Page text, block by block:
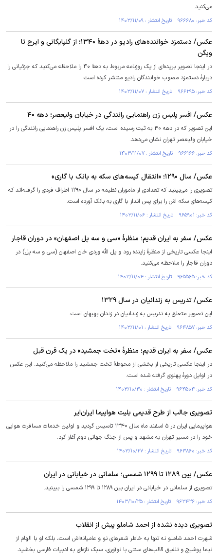
می‌کنید.
کد خبر: ۹۶۶۶۸۰ تاریخ انتشار : ۱۴۰۳/۱۱/۰۹
عکس/ دستمزد خواننده‌های رادیو در دهۀ ۱۳۴۰؛ از گلپایگانی و ایرج تا
ویگن
در اینجا تصویر بریده‌ای از یک روزنامه مربوط به دهۀ ۴۰ را ملاحظه می‌کنید که جزئیاتی را
دربارۀ دستمزد مصوب خوانندگان رادیو منتشر کرده است.
کد خبر: ۹۶۶۲۹۵ تاریخ انتشار : ۱۴۰۳/۱۱/۰۷
عکس/ افسر پلیس زن راهنمایی رانندگی در خیابان ولیعصر؛ دهه ۴۰
این تصویر که در دهه ۴۰ به ثبت رسیده است، یک افسر پلیس زن راهنمایی رانندگی را در
خیابان ولیعصر تهران نشان می‌دهد.
کد خبر: ۹۶۶۱۶۶ تاریخ انتشار : ۱۴۰۳/۱۱/۰۷
عکس/ سال ۱۲۹۰؛ «انتقال کیسه‌های سکه به بانک با گاری»
تصویری را می‌بینید که تعدادی از ماموران نظیمه در سال ۱۲۹۰ اطراف فردی را گرفته‌اند که
کیسه‌های سکه اش را برای پس انداز با گاری به بانک آورده است.
کد خبر: ۹۶۵۹۰۱ تاریخ انتشار : ۱۴۰۳/۱۱/۰۶
عکس/ سفر به ایران قدیم؛ منظرۀ «سی و سه پل اصفهان» در دوران قاجار
اینجا عکسی تاریخی از منظرۀ زاینده رود و پل الله وردی خان اصفهان (سی و سه پل) در
دوران قاجار را ملاحظه می‌کنید.
کد خبر: ۹۶۵۵۶۵ تاریخ انتشار : ۱۴۰۳/۱۱/۰۴
عکس/ تدریس به زندانیان در سال ۱۳۲۹
این تصویر متعلق به تدریس به زندانیان در زندان بهبهان است.
کد خبر: ۹۶۴۸۵۷ تاریخ انتشار : ۱۴۰۳/۱۱/۰۱
عکس/ سفر به ایران قدیم؛ منظرۀ «تخت جمشید» در یک قرن قبل
در اینجا عکسی تاریخی از بخشی از محوطۀ تخت جمشید را ملاحظه می‌کنید. این عکس
در اوایل دورۀ پهلوی گرفته شده است.
کد خبر: ۹۶۴۵۰۴ تاریخ انتشار : ۱۴۰۳/۱۰/۳۰
تصویری جالب از طرح قدیمی بلیت هواپیما ایران‌ایر
هواپیمایی ایران در ۵ اسفند ماه سال ۱۳۴۰ تاسیس گردید و اولین خدمات مسافرت هوایی
خود را در مسیر تهران به مشهد و پس از جنگ جهانی دوم آغاز کرد.
کد خبر: ۹۶۳۸۶۰ تاریخ انتشار : ۱۴۰۳/۱۰/۲۷
عکس/ بین ۱۲۸۹ تا ۱۲۹۹ شمسی؛ سلمانی در خیابانی در ایران
تصویری از سلمانی در خیابانی در ایران بین ۱۲۸۹ تا ۱۲۹۹ شمسی را ببینید.
کد خبر: ۹۶۳۴۲۶ تاریخ انتشار : ۱۴۰۳/۱۰/۲۵
تصویری دیده نشده از احمد شاملو پیش از انقلاب
شهرت احمد شاملو نه تنها به خاطر شعر‌های نو و عامیانه‌اش است، بلکه او با الهام از
نیما یوشیج و تلفیق قالب‌های سنتی با نوآوری، سبک تازه‌ای به ادبیات فارسی بخشید.